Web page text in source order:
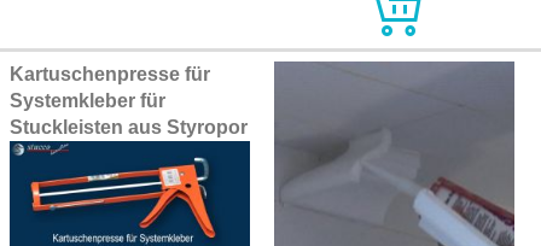
Kartuschenpresse für
Systemkleber für
Stuckleisten aus Styropor